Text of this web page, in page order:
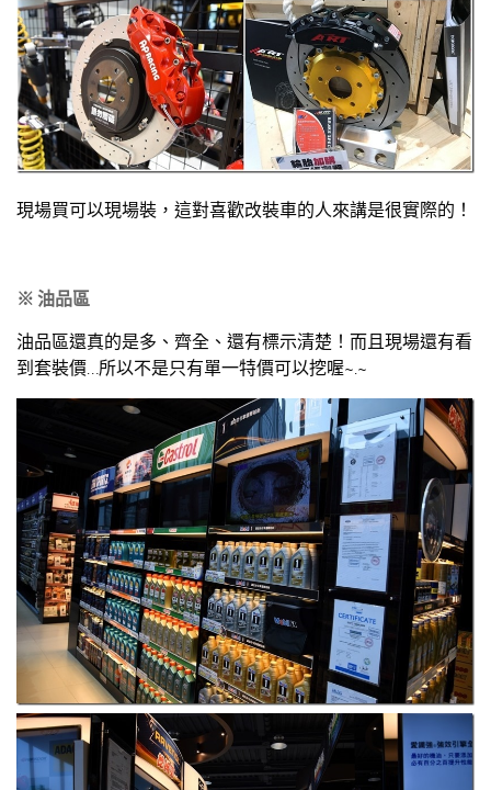
現場買可以現場裝，這對喜歡改裝車的人來講是很實際的！
※ 油品區
油品區還真的是多、齊全、還有標示清楚！而且現場還有看
到套裝價…所以不是只有單一特價可以挖喔~.~